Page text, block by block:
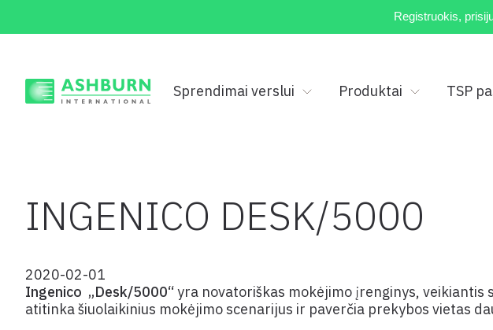
Registruokis,
Sprendimai verslui Produktai TSP
INGENICO DESK/5000
2020-02-01
Ingenico „Desk/5000“yra novatoriškas mokėjimo įrenginys,
atitinka šiuolaikinius mokėjimo scenarijus ir paverčia prekybos vietas